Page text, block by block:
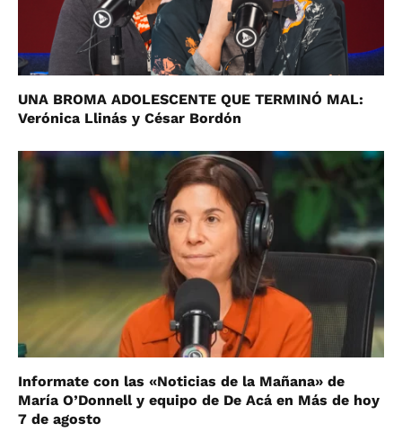
UNA BROMA ADOLESCENTE QUE TERMINÓ MAL:
Verónica Llinás y César Bordón
Informate con las «Noticias de la Mañana» de
María O’Donnell y equipo de De Acá en Más de hoy
7 de agosto